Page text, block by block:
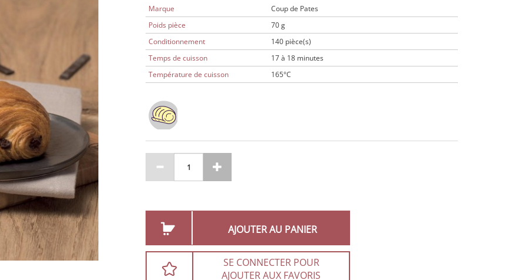
Marque
Coup de Pates
Poids pièce
70 g
Conditionnement
140 pièce(s)
Temps de cuisson
17 à 18 minutes
Température de cuisson
165°C
AJOUTER AU PANIER
SE CONNECTER POUR
AJOUTER AUX FAVORIS